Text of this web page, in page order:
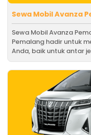
Sewa Mobil Avanza
Sewa Mobil Avanza
Pemalang hadir untuk
Anda, baik untuk antar